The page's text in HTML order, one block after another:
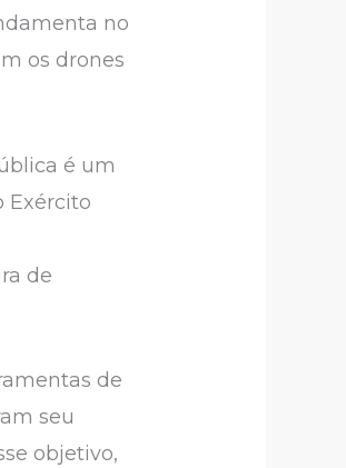
no
os drones
é um
Exército
de
de
seu
objetivo,